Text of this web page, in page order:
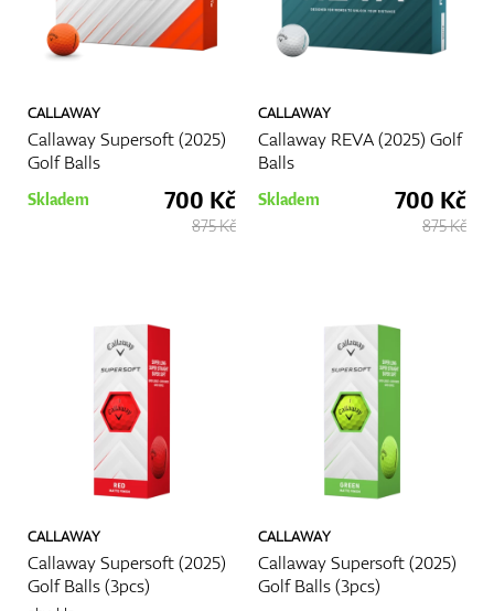
CALLAWAY
Callaway Supersoft (2025)
Golf Balls
Skladem 700 Kč
875 Kč
CALLAWAY
Callaway REVA (2025) Golf
Balls
Skladem 700 Kč
875 Kč
CALLAWAY
Callaway Supersoft (2025)
Golf Balls (3pcs)
CALLAWAY
Callaway Supersoft (2025)
Golf Balls (3pcs)